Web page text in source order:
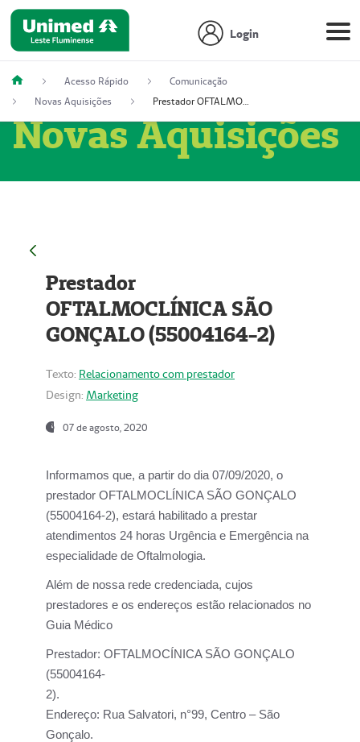
Login
Acesso Rápido
Comunicação
Novas Aquisições
Prestador OFTALMOCLÍNICA SÃO GONÇALO (55004164-2)
Novas Aquisições
Prestador
OFTALMOCLÍNICA SÃO
GONÇALO (55004164-2)
Texto: Relacionamento com prestador
Design: Marketing
07 de agosto, 2020
Informamos que, a partir do dia 07/09/2020, o
prestador OFTALMOCLÍNICA SÃO GONÇALO
(55004164-2), estará habilitado a prestar
atendimentos 24 horas Urgência e Emergência na
especialidade de Oftalmologia.
Além de nossa rede credenciada, cujos
prestadores e os endereços estão relacionados no
Guia Médico
Prestador: OFTALMOCÍNICA SÃO GONÇALO
(55004164-
2).
Endereço: Rua Salvatori, n°99, Centro – São
Gonçalo.